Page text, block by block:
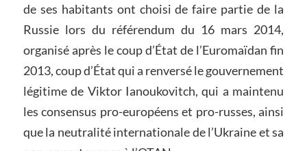
de ses habitants ont choisi de faire partie de la
Russie lors du référendum du 16 mars 2014,
organisé après le coup d’État de l’Euromaïdan fin
2013, coup d’État qui a renversé le gouvernement
légitime de Viktor Ianoukovitch, qui a maintenu
les consensus pro-européens et pro-russes, ainsi
que la neutralité internationale de l’Ukraine et sa